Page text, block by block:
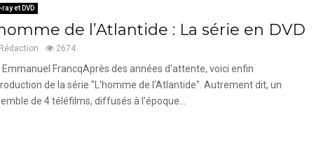
ray et DVD
de l’Atlantide : La série en DVD
Rédaction 2674
Emmanuel FrancqAprès des années d'attente, voici enfin
de la série "L'homme de l'Atlantide". Autrement dit, un
de 4 téléfilms, diffusés à l'époque...